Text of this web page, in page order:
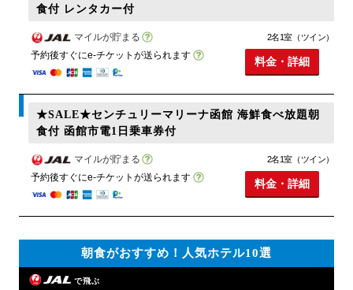
食付 レンタカー付
マイルが貯まる
予約後すぐにe-チケットが送られます
2名1室（ツイン）
料金・詳細
★SALE★センチュリーマリーナ函館 海鮮食べ放題朝
食付 函館市電1日乗車券付
マイルが貯まる
予約後すぐにe-チケットが送られます
2名1室（ツイン）
料金・詳細
朝食がおすすめ！人気ホテル10選
で飛ぶ